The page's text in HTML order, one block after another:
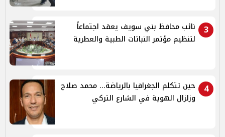
3
نائب محافظ بني سويف يعقد اجتماعاً
لتنظيم مؤتمر النباتات الطبية والعطرية
4
حين تتكلم الجغرافيا بالرياضة... محمد صلاح
وزلزال الهوية في الشارع التركي